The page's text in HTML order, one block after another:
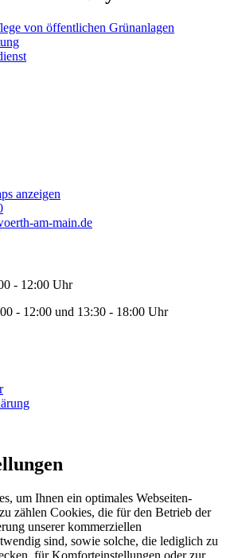
von öffentlichen Grünanlagen
anzeigen
am-main.de
- 12:00 Uhr
und 13:30 - 18:00 Uhr
um Ihnen ein optimales Webseiten-
zählen Cookies, die für den Betrieb der
unserer kommerziellen
sind, sowie solche, die lediglich zu
für Komforteinstellungen oder zur